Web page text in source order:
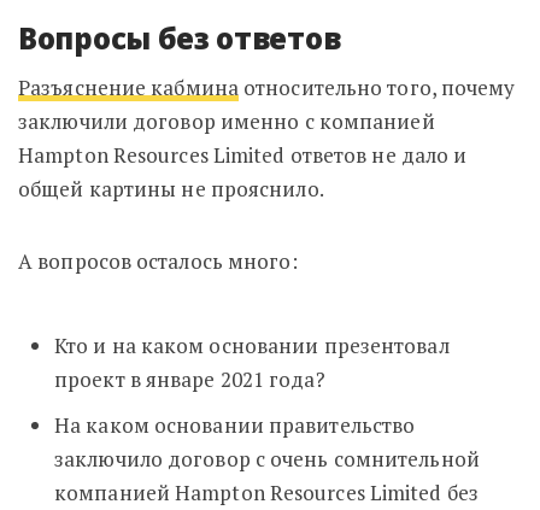
Вопросы без ответов
Разъяснение кабминаотносительно того, почему
заключили договор именно с компанией
Hampton Resources Limited ответов не дало и
общей картины не прояснило.
А вопросов осталось много:
Кто и на каком основании презентовал
проект в январе 2021 года?
На каком основании правительство
заключило договор с очень сомнительной
компанией Hampton Resources Limited без